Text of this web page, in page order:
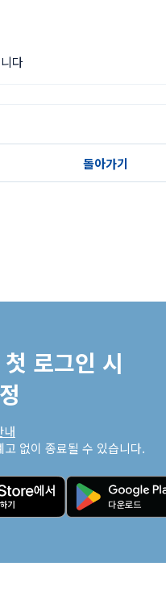
다
돌아가기
로그인 시
내
없이 종료될 수 있습니다.